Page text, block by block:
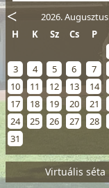
2026. Augusztus
H
K Sz Cs P
3
4 5 6 7
10
11 12 13 14
17
18 19 20 21
24
25 26 27 28
31
Virtuális séta